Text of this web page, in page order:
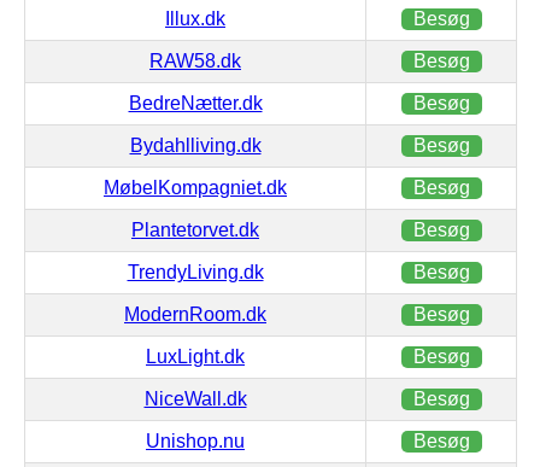
Illux.dk Besøg
RAW58.dk Besøg
BedreNætter.dk Besøg
Bydahlliving.dk Besøg
MøbelKompagniet.dk Besøg
Plantetorvet.dk Besøg
TrendyLiving.dk Besøg
ModernRoom.dk Besøg
LuxLight.dk Besøg
NiceWall.dk Besøg
Unishop.nu Besøg